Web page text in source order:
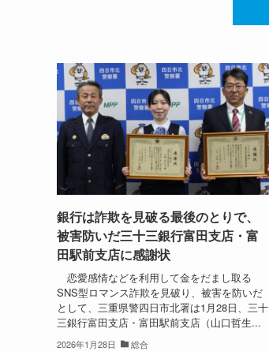
銀行は詐欺を見破る最後のとりで、
被害防いだ三十三銀行富田支店・富
田駅前支店に感謝状
恋愛感情などを利用して金をだまし取る
SNS型ロマンス詐欺を見破り、被害を防いだ
として、三重県警四日市北署は1月28日、三十
三銀行富田支店・富田駅前支店（山口哲生...
2026年1月28日 総合